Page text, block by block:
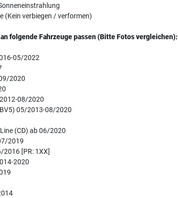
(Kein verbiegen / verformen)
folgende Fahrzeuge passen (Bitte Fotos vergleichen):
05/2022
2020
08/2020
05/2013-08/2020
Line (CD) ab 06/2020
2019
[PR: 1XX]
2020